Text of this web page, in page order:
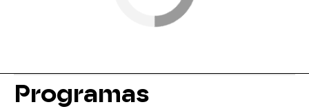
Programas